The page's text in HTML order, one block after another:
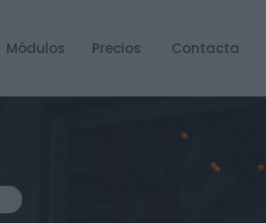
Módulos Precios Contacta